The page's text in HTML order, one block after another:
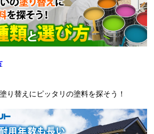
り替えにピッタリの塗料を探そう！